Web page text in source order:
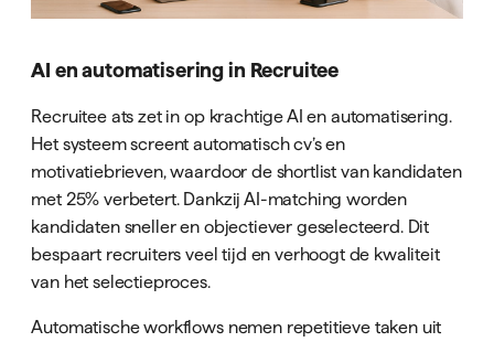
AI en automatisering in Recruitee
Recruitee ats zet in op krachtige AI en automatisering.
Het systeem screent automatisch cv’s en
motivatiebrieven, waardoor de shortlist van kandidaten
met 25% verbetert. Dankzij AI-matching worden
kandidaten sneller en objectiever geselecteerd. Dit
bespaart recruiters veel tijd en verhoogt de kwaliteit
van het selectieproces.
Automatische workflows nemen repetitieve taken uit